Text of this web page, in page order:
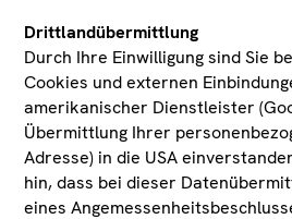
aktualisiert, damit es immer
entdecken gibt. Wir wünschen
Stöbern!
mehr über die Online
Drittlandübermittlung
Durch Ihre Einwilligung sind Sie
Cookies und externen
amerikanischer Dienstleister
Übermittlung Ihrer
Adresse) in die USA
hin, dass bei dieser
eines